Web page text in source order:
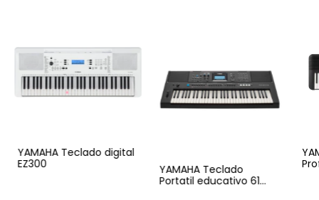
YAMAHA Teclado digital
EZ300
YAMAHA Teclado
Portatil educativo 61